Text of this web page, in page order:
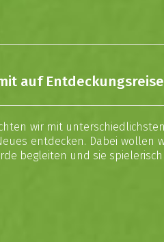
auf
wir mit
entdecken. Dabei
begleiten und sie